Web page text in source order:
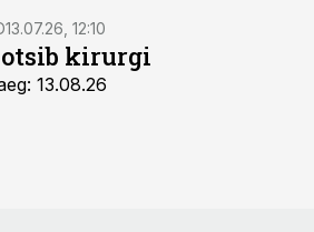
13.07.26, 12:10
kirurgi
13.08.26